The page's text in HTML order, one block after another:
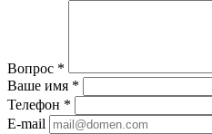
Вопрос *
Ваше имя *
Телефон *
E-mail